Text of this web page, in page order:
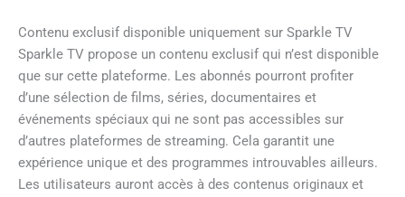
Contenu exclusif disponible uniquement sur Sparkle TV
Sparkle TV propose un contenu exclusif qui n’est disponible
que sur cette plateforme. Les abonnés pourront profiter
d’une sélection de films, séries, documentaires et
événements spéciaux qui ne sont pas accessibles sur
d’autres plateformes de streaming. Cela garantit une
expérience unique et des programmes introuvables ailleurs.
Les utilisateurs auront accès à des contenus originaux et